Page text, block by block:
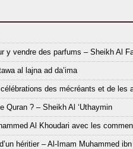
y vendre des parfums – Sheikh Al
al lajna ad da’ima
des mécréants et de
Quran ? – Sheikh Al ‘Uthaymin
Al Khoudari avec les
héritier – Al-Imam Muhammed